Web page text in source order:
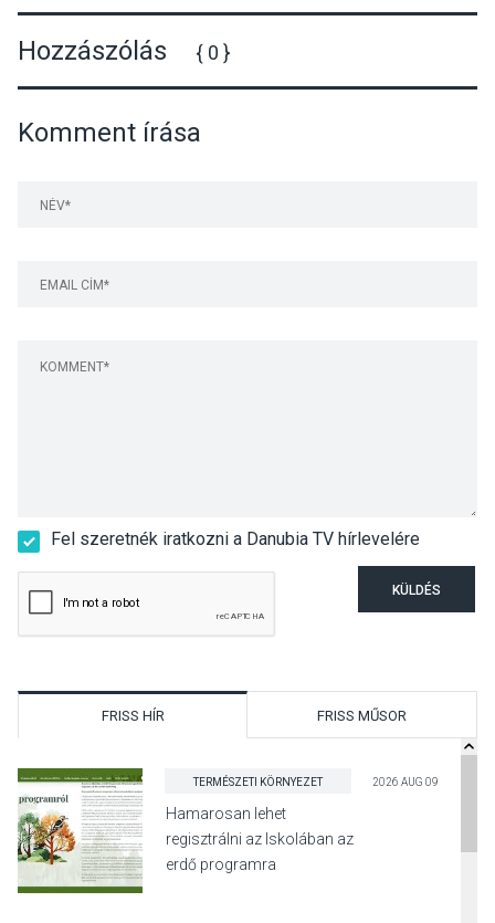
Hozzászólás { 0 }
Komment írása
Fel szeretnék iratkozni a Danubia TV hírlevelére
KÜLDÉS
FRISS HÍR FRISS MŰSOR
TERMÉSZETI KÖRNYEZET 2026 AUG 09
Hamarosan lehet
regisztrálni az Iskolában az
erdő programra